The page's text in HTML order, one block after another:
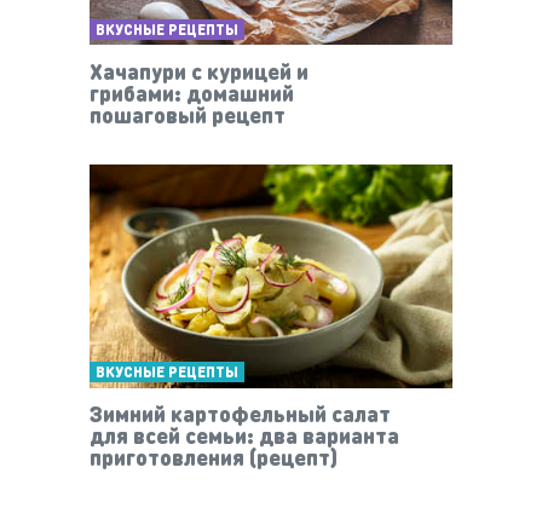
ВКУСНЫЕ РЕЦЕПТЫ
Хачапури с курицей и
грибами: домашний
пошаговый рецепт
ВКУСНЫЕ РЕЦЕПТЫ
Зимний картофельный салат
для всей семьи: два варианта
приготовления (рецепт)